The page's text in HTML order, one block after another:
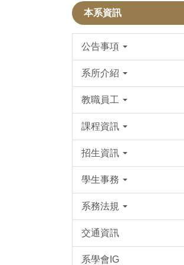
本系資訊
公告事項
系所介紹
教職員工
課程資訊
招生資訊
學生事務
系務法規
交通資訊
系學會IG